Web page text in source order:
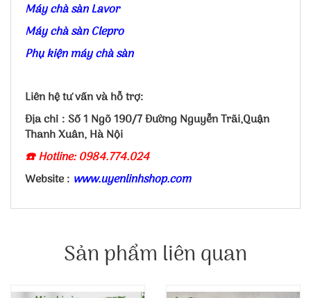
Máy chà sàn Lavor
Máy chà sàn Clepro
Phụ kiện máy chà sàn
Liên hệ tư vấn và hỗ trợ:
Địa chỉ : Số 1 Ngõ 190/7 Đường Nguyễn Trãi,Quận
Thanh Xuân, Hà Nội
☎️ Hotline: 0984.774.024
Website : www.uyenlinhshop.com
Sản phẩm liên quan